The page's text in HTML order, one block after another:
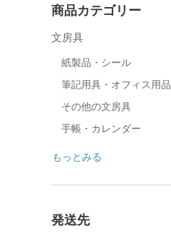
商品カテゴリー
文房具
紙製品・シール
筆記用具・オフィス用品
その他の文房具
手帳・カレンダー
もっとみる
発送先